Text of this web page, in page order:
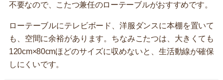
不要なので、こたつ兼任のローテーブルがおすすめです。
ローテーブルにテレビボード、洋服ダンスに本棚を置いて
も、空間に余裕があります。ちなみこたつは、大きくても
120cm×80cmほどのサイズに収めないと、生活動線が確保
しにくいです。